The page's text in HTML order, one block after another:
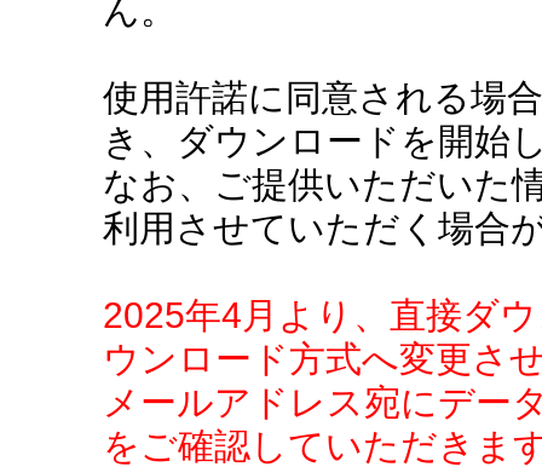
ん。
使用許諾に同意される場
き、ダウンロードを開始
なお、ご提供いただいた
利用させていただく場合
2025年4月より、直接ダ
ウンロード方式へ変更さ
メールアドレス宛にデー
をご確認していただきま